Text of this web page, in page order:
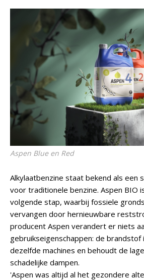
Aspen Blue en Red
Alkylaatbenzine staat bekend als een
voor traditionele benzine. Aspen BIO
volgende stap, waarbij fossiele
vervangen door hernieuwbare
producent Aspen verandert er niets
gebruikseigenschappen: de
dezelfde machines en behoudt de
schadelijke dampen.
'Aspen was altijd al het gezondere